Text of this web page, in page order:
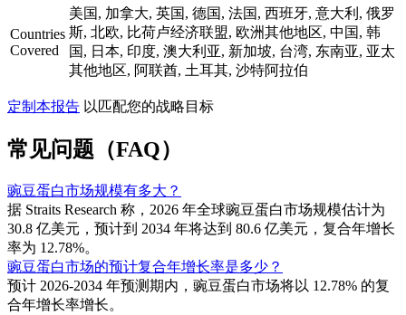
Countries
Covered
美国, 加拿大, 英国, 德国, 法国, 西班牙, 意大利, 俄罗
斯, 北欧, 比荷卢经济联盟, 欧洲其他地区, 中国, 韩
国, 日本, 印度, 澳大利亚, 新加坡, 台湾, 东南亚, 亚太
其他地区, 阿联酋, 土耳其, 沙特阿拉伯
定制本报告 以匹配您的战略目标
常见问题（FAQ）
豌豆蛋白市场规模有多大？
据 Straits Research 称，2026 年全球豌豆蛋白市场规模估计为
30.8 亿美元，预计到 2034 年将达到 80.6 亿美元，复合年增长
率为 12.78%。
豌豆蛋白市场的预计复合年增长率是多少？
预计 2026-2034 年预测期内，豌豆蛋白市场将以 12.78% 的复
合年增长率增长。